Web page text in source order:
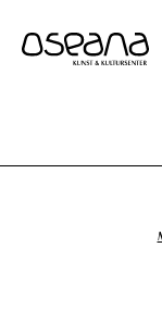
innhold
navigasjon